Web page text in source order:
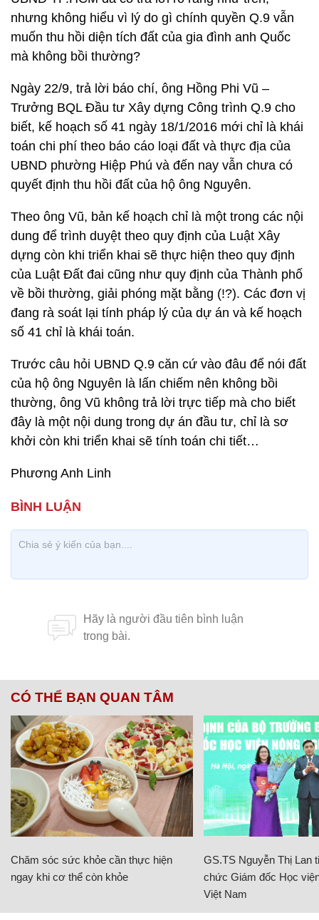
nhưng không hiểu vì lý do gì chính quyền Q.9 vẫn
muốn thu hồi diện tích đất của gia đình anh Quốc
mà không bồi thường?
Ngày 22/9, trả lời báo chí, ông Hồng Phi Vũ –
Trưởng BQL Đầu tư Xây dựng Công trình Q.9 cho
biết, kế hoạch số 41 ngày 18/1/2016 mới chỉ là khái
toán chi phí theo báo cáo loại đất và thực địa của
UBND phường Hiệp Phú và đến nay vẫn chưa có
quyết định thu hồi đất của hộ ông Nguyên.
Theo ông Vũ, bản kế hoạch chỉ là một trong các nội
dung để trình duyệt theo quy định của Luật Xây
dựng còn khi triển khai sẽ thực hiện theo quy định
của Luật Đất đai cũng như quy định của Thành phố
về bồi thường, giải phóng mặt bằng (!?). Các đơn vị
đang rà soát lại tính pháp lý của dự án và kế hoạch
số 41 chỉ là khái toán.
Trước câu hỏi UBND Q.9 căn cứ vào đâu để nói đất
của hộ ông Nguyên là lấn chiếm nên không bồi
thường, ông Vũ không trả lời trực tiếp mà cho biết
đây là một nội dung trong dự án đầu tư, chỉ là sơ
khởi còn khi triển khai sẽ tính toán chi tiết…
Phương Anh Linh
CÓ THỂ BẠN QUAN TÂM
Chăm sóc sức khỏe cần thực hiện
ngay khi cơ thể còn khỏe
GS.TS Nguyễn Thị Lan
chức Giám đốc Học
Việt Nam